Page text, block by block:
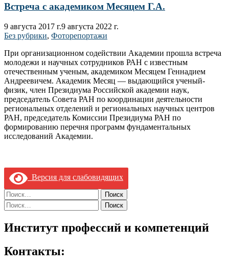
Встреча с академиком Месяцем Г.А.
9 августа 2017 г.9 августа 2022 г.
Без рубрики, Фоторепортажи
При организационном содействии Академии прошла встреча
молодежи и научных сотрудников РАН с известным
отечественным ученым, академиком Месяцем Геннадием
Андреевичем. Академик Месяц — выдающийся ученый-
физик, член Президиума Российской академии наук,
председатель Совета РАН по координации деятельности
региональных отделений и региональных научных центров
РАН, председатель Комиссии Президиума РАН по
формированию перечня программ фундаментальных
исследований Академии.
Версия для слабовидящих
Найти:
Найти:
Институт профессий и компетенций
Контакты: